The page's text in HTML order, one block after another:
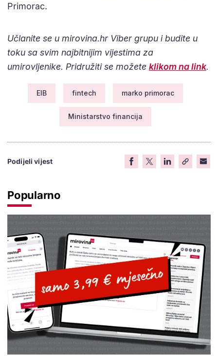
Primorac.
Učlanite se u mirovina.hr Viber grupu i budite u
toku sa svim najbitnijim vijestima za
umirovljenike. Pridružiti se možete klikom na link.
EIB fintech marko primorac
Ministarstvo financija
Podijeli vijest
Popularno